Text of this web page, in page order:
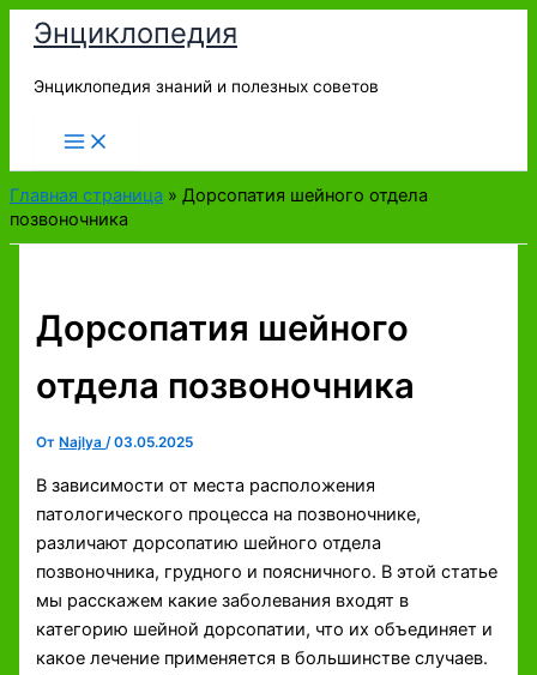
Перейти
содержимому
Энциклопедия
Энциклопедия знаний и полезных советов
Главная страница » Дорсопатия шейного отдела
позвоночника
Дорсопатия шейного
отдела позвоночника
От Najlya/03.05.2025
В зависимости от места расположения
патологического процесса на позвоночнике,
различают дорсопатию шейного отдела
позвоночника, грудного и поясничного. В этой статье
мы расскажем какие заболевания входят в
категорию шейной дорсопатии, что их объединяет и
какое лечение применяется в большинстве случаев.